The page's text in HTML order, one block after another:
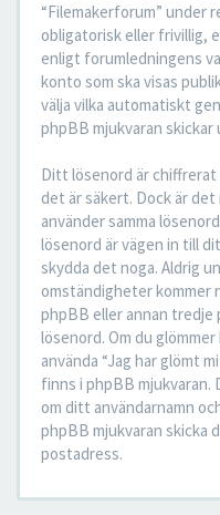
“Filemakerforum” under
obligatorisk eller frivillig,
enligt forumledningens
konto som ska visas
välja vilka automatiskt
phpBB mjukvaran skickar
Ditt lösenord är
det är säkert. Dock är
använder samma
lösenord är vägen in till
skydda det noga. Aldrig
omständigheter kommer
phpBB eller annan
lösenord. Om du
använda “Jag har glömt
finns i phpBB mjukvaran.
om ditt användarnamn
phpBB mjukvaran skicka
postadress.